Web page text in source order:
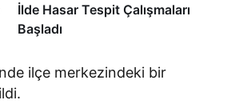
İlde Hasar Tespit Çalışmaları
Başladı
ilçe merkezindeki bir